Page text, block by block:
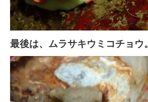
最後は、ムラサキウミコチョウ。